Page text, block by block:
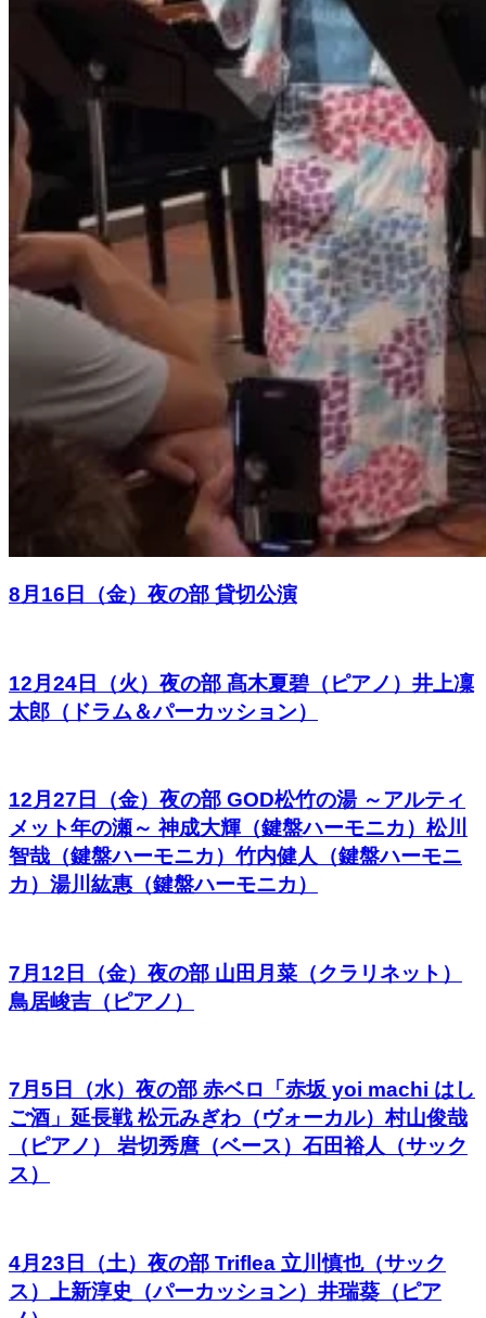
8月16日（金）夜の部 貸切公演
12月24日（火）夜の部 髙木夏碧（ピアノ）井上凜
太郎（ドラム＆パーカッション）
12月27日（金）夜の部 GOD松竹の湯 ～アルティ
メット年の瀬～ 神成大輝（鍵盤ハーモニカ）松川
智哉（鍵盤ハーモニカ）竹内健人（鍵盤ハーモニ
カ）湯川紘惠（鍵盤ハーモニカ）
7月12日（金）夜の部 山田月菜（クラリネット）
鳥居峻吉（ピアノ）
7月5日（水）夜の部 赤ベロ「赤坂 yoi machi はし
ご酒」延長戦 松元みぎわ（ヴォーカル）村山俊哉
（ピアノ） 岩切秀麿（ベース）石田裕人（サック
ス）
4月23日（土）夜の部 Triflea 立川慎也（サック
ス）上新淳史（パーカッション）井瑞葵（ピア